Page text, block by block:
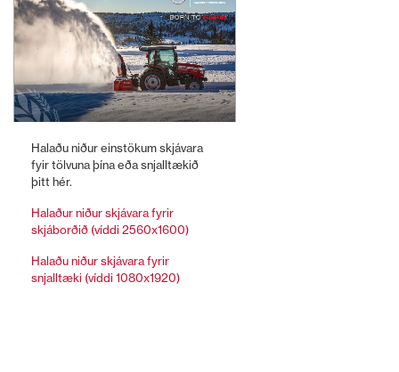
Halaðu niður einstökum skjávara
fyir tölvuna þína eða snjalltækið
þitt hér.
Halaður niður skjávara fyrir
skjáborðið (víddi 2560x1600)
Halaðu niður skjávara fyrir
snjalltæki (víddi 1080x1920)